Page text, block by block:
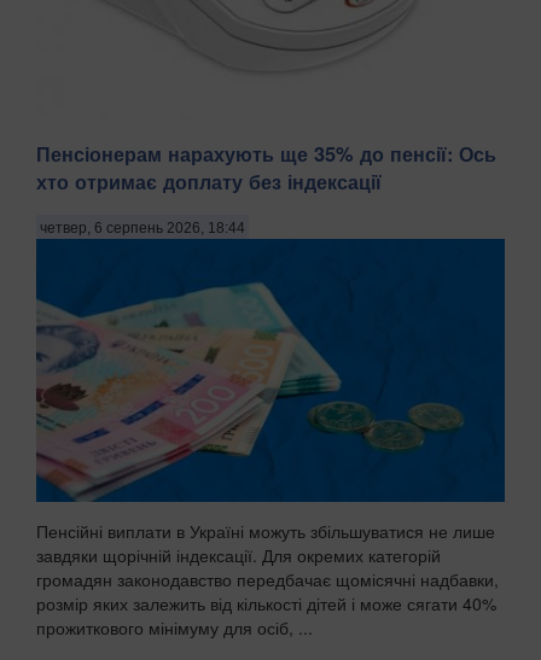
Підвищений артеріальний тиск недарма називають
«тихим убивцею». Гіпертонія може роками не викликати
інсульту, інфаркту та інших серцево-судинних
Пенсіонерам нарахують ще 35% до пенсії: Ось
хто отримає доплату без індексації
четвер, 6 серпень 2026, 18:44
Пенсійні виплати в Україні можуть збільшуватися не лише
завдяки щорічній індексації. Для окремих категорій
громадян законодавство передбачає щомісячні надбавки,
розмір яких залежить від кількості дітей і може сягати 40%
прожиткового мінімуму для осіб, ...